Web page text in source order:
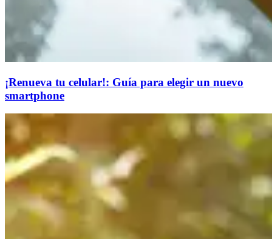
¡Renueva tu celular!: Guía para elegir un nuevo
smartphone